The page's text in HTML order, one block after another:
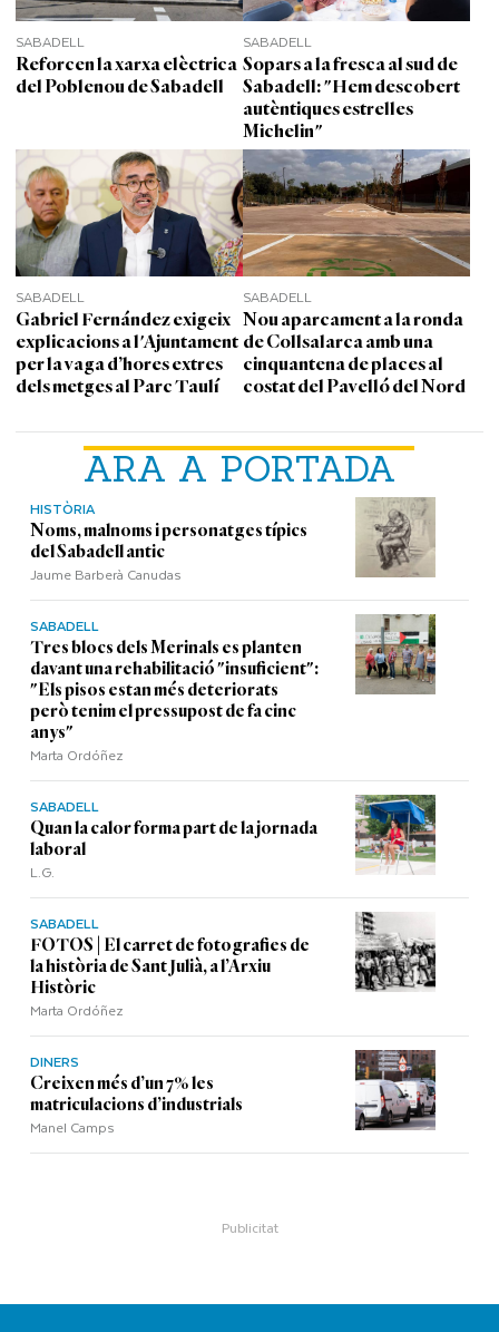
ARA A PORTADA
HISTÒRIA
Noms, malnoms i personatges típics
del Sabadell antic
Jaume Barberà Canudas
SABADELL
Tres blocs dels Merinals es planten
davant una rehabilitació "insuficient":
"Els pisos estan més deteriorats
però tenim el pressupost de fa cinc
anys"
Marta Ordóñez
SABADELL
Quan la calor forma part de la jornada
laboral
L.G.
SABADELL
FOTOS | El carret de fotografies de
la història de Sant Julià, a l’Arxiu
Històric
Marta Ordóñez
DINERS
Creixen més d’un 7% les
matriculacions d’industrials
Manel Camps
SABADELL
Reforcen la xarxa elèctrica
del Poblenou de Sabadell
SABADELL
Sopars a la fresca al sud de
Sabadell: "Hem descobert
autèntiques estrelles
Michelin"
SABADELL
Gabriel Fernández exigeix
explicacions a l'Ajuntament
per la vaga d’hores extres
dels metges al Parc Taulí
SABADELL
Nou aparcament a la ronda
de Collsalarca amb una
cinquantena de places al
costat del Pavelló del Nord